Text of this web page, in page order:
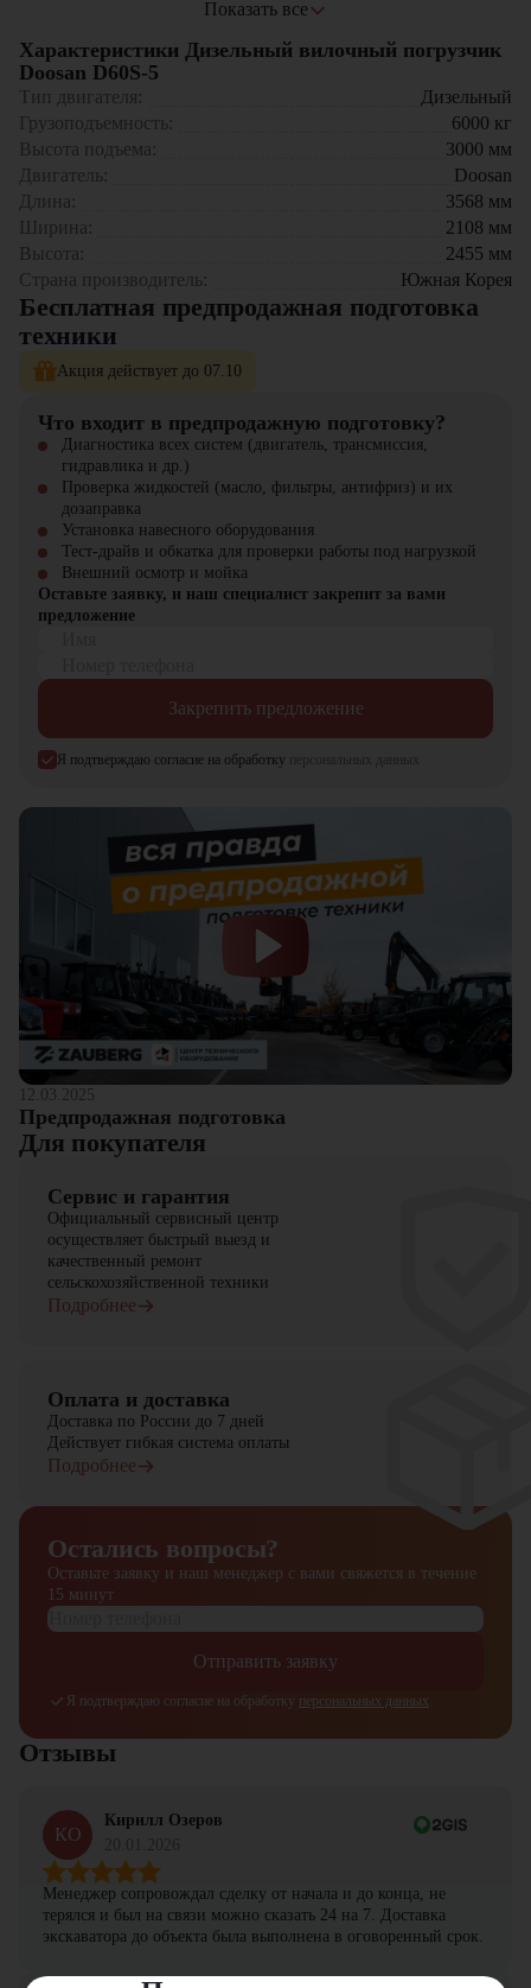
перегрузки и
Металлургические предприятия – работа с металлопрокатом
Строительные площадки – транспортировка стройматериалов
Портовые терминалы – погрузка контейнеров
Производственные цеха – работа с промышленным
оборудованием
Почему стоит выбрать Doosan D60S-5?
Высокая грузоподъемность – 6000 кг
Надежный двигатель – стабильная работа под нагрузкой
Экономичность – низкие эксплуатационные расходы
Комфортные условия для оператора
Долгий срок службы – проверенная конструкция
Компания "ЦТО" – официальный дилер техники Doosan,
предлагающий новые модели складского оборудования с гарантией.
У нас вы найдете: широкий выбор спецтехники, вилочных
консультации по выбору техники.
Показать все
Характеристики Дизельный вилочный погрузчик
Doosan D60S-5
Тип двигателя:
Дизельный
Грузоподъемность:
6000 кг
Высота подъема:
3000 мм
Двигатель:
Doosan
Длина:
3568 мм
Ширина:
2108 мм
Высота:
2455 мм
Страна производитель:
Южная Корея
Бесплатная предпродажная подготовка
техники
Акция действует до 07.10
Что входит в предпродажную подготовку?
Диагностика всех систем (двигатель, трансмиссия,
гидравлика и др.)
Проверка жидкостей (масло, фильтры, антифриз) и их
дозаправка
Установка навесного оборудования
Тест-драйв и обкатка для проверки работы под нагрузкой
Внешний осмотр и мойка
Оставьте заявку, и наш специалист закрепит за вами
предложение
Закрепить предложение
Я подтверждаю согласие на обработку персональных данных
12.03.2025
Предпродажная подготовка
Для покупателя
Сервис и гарантия
Официальный сервисный центр
осуществляет быстрый выезд и
качественный ремонт
сельскохозяйственной техники
Подробнее
Оплата и доставка
Доставка по России до 7 дней
Действует гибкая система оплаты
Подробнее
Остались вопросы?
Оставьте заявку и наш менеджер с вами свяжется в течение
15 минут
Отправить заявку
Я подтверждаю согласие на обработку персональных данных
Отзывы
КО
Кирилл Озеров
Менеджер сопровождал сделку от начала и до конца, не
терялся и был на связи можно сказать 24 на 7. Доставка
экскаватора до объекта была выполнена в оговоренный срок.